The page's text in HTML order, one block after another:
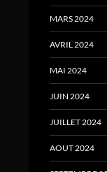
MARS 2024
AVRIL 2024
MAI 2024
JUIN 2024
JUILLET 2024
AOUT 2024